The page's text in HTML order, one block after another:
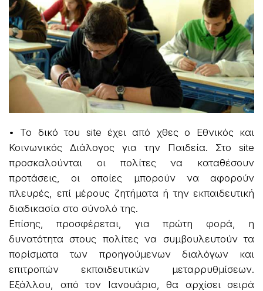
• Το δικό του site έχει από χθες ο Εθνικός και
Κοινωνικός Διάλογος για την Παιδεία. Στο site
προσκαλούνται οι πολίτες να καταθέσουν
προτάσεις, οι οποίες μπορούν να αφορούν
πλευρές, επί μέρους ζητήματα ή την εκπαιδευτική
διαδικασία στο σύνολό της.
Επίσης, προσφέρεται, για πρώτη φορά, η
δυνατότητα στους πολίτες να συμβουλευτούν τα
πορίσματα των προηγούμενων διαλόγων και
επιτροπών εκπαιδευτικών μεταρρυθμίσεων.
Εξάλλου, από τον Ιανουάριο, θα αρχίσει σειρά